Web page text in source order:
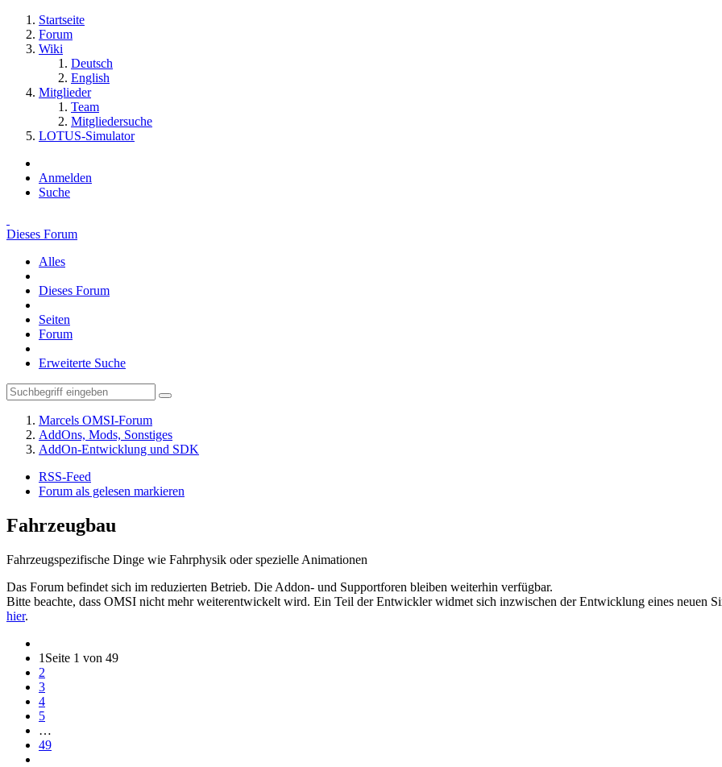
Startseite
Forum
Wiki
Deutsch
English
Mitglieder
Team
Mitgliedersuche
LOTUS-Simulator
Anmelden
Suche
Dieses Forum
Alles
Dieses Forum
Seiten
Forum
Erweiterte Suche
Marcels OMSI-Forum
AddOns, Mods, Sonstiges
AddOn-Entwicklung und SDK
RSS-Feed
Forum als gelesen markieren
Fahrzeugbau
Fahrzeugspezifische Dinge wie Fahrphysik oder spezielle Animationen
Das Forum befindet sich im reduzierten Betrieb. Die Addon- und Supportforen bleiben weiterhin verfügbar.
Bitte beachte, dass OMSI nicht mehr weiterentwickelt wird. Ein Teil der Entwickler widmet sich inzwischen der Entwicklung eines neuen
hier.
1 Seite 1 von 49
2
3
4
5
…
49